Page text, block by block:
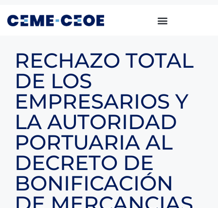
RECHAZO TOTAL
DE LOS
EMPRESARIOS Y
LA AUTORIDAD
PORTUARIA AL
DECRETO DE
BONIFICACIÓN